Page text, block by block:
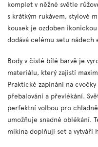
komplet v něžné světle
s krátkým rukávem, stylové
kousek je ozdoben ikonickou
dodává celému setu nádech
Body v čisté bílé barvě je
materiálu, který zajistí
Praktické zapínání na
přebalování a převlékání.
perfektní volbou pro
umožňuje snadné oblékání.
mikina doplňují set a vytváří